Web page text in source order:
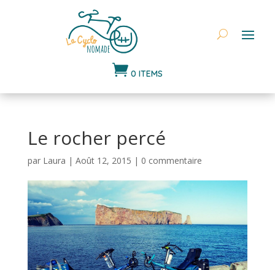
 0 ITEMS
Le rocher percé
par Laura | Août 12, 2015 | 0 commentaire